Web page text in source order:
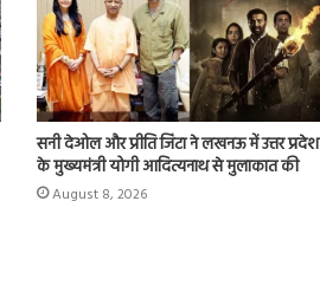
सनी देओल और प्रीति जिंटा ने लखनऊ में उत्तर प्रदेश
के मुख्यमंत्री योगी आदित्यनाथ से मुलाकात की
August 8, 2026